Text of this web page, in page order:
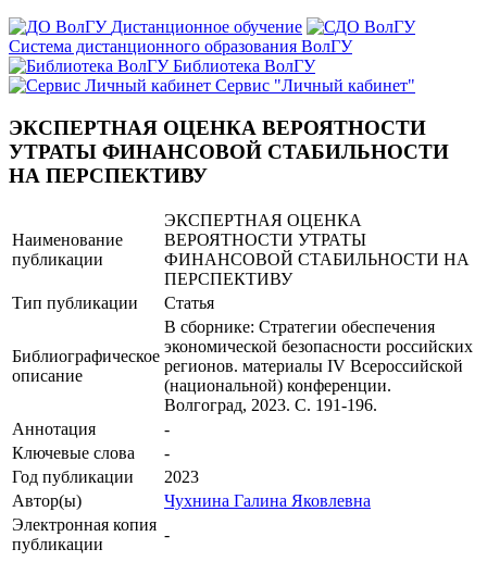
Дистанционное обучение
Система дистанционного образования ВолГУ
Библиотека ВолГУ
Сервис "Личный кабинет"
ЭКСПЕРТНАЯ ОЦЕНКА ВЕРОЯТНОСТИ
УТРАТЫ ФИНАНСОВОЙ СТАБИЛЬНОСТИ
НА ПЕРСПЕКТИВУ
Наименование
публикации
ЭКСПЕРТНАЯ ОЦЕНКА
ВЕРОЯТНОСТИ УТРАТЫ
ФИНАНСОВОЙ СТАБИЛЬНОСТИ НА
ПЕРСПЕКТИВУ
Тип публикации
Статья
Библиографическое
описание
В сборнике: Стратегии обеспечения
экономической безопасности российских
регионов. материалы IV Всероссийской
(национальной) конференции.
Волгоград, 2023. С. 191-196.
Аннотация
-
Ключевые cлова
-
Год публикации
2023
Автор(ы)
Чухнина Галина Яковлевна
Электронная копия
публикации
-